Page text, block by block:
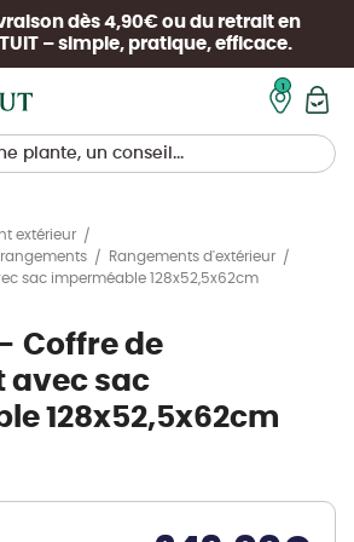
dès 4,90€ ou du retrait en
– simple, pratique, efficace.
extérieur
rangements
Rangements d'extérieur
sac imperméable 128x52,5x62cm
Coffre de
avec sac
128x52,5x62cm